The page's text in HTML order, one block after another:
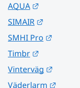
AQUA
SIMAIR
SMHI Pro
Timbr
Vinterväg
Väderlarm